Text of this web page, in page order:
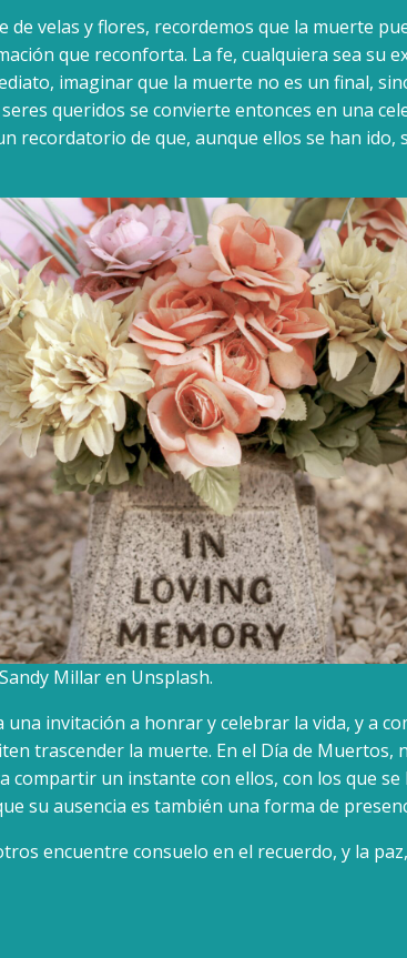
de velas y flores, recordemos que la muerte
que reconforta. La fe, cualquiera sea su
imaginar que la muerte no es un final,
queridos se convierte entonces en una
recordatorio de que, aunque ellos se han ido,
Millar en Unsplash.
una invitación a honrar y celebrar la vida, y a
trascender la muerte. En el Día de Muertos,
compartir un instante con ellos, con los que se
su ausencia es también una forma de
encuentre consuelo en el recuerdo, y la